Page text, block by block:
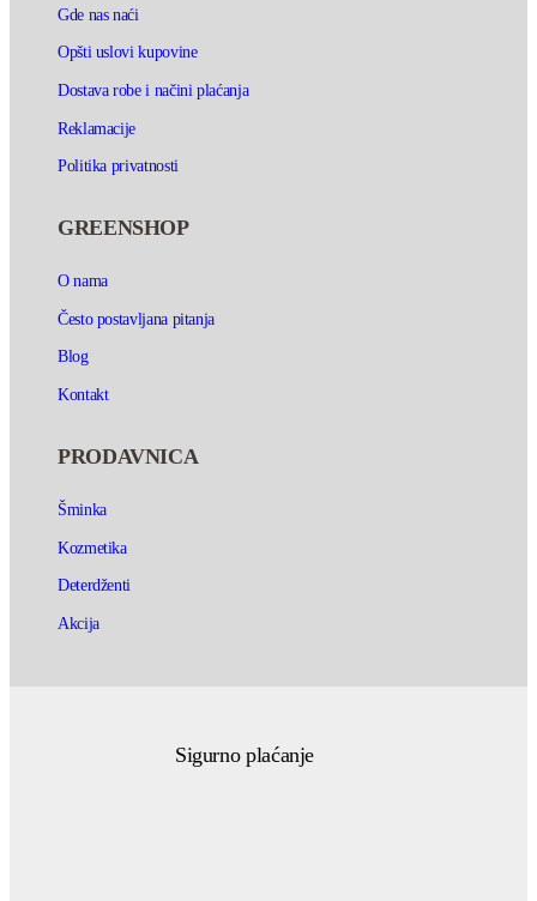
Gde nas naći
Opšti uslovi kupovine
Dostava robe i načini plaćanja
Reklamacije
Politika privatnosti
GREENSHOP
O nama
Često postavljana pitanja
Blog
Kontakt
PRODAVNICA
Šminka
Kozmetika
Deterdženti
Akcija
Sigurno plaćanje